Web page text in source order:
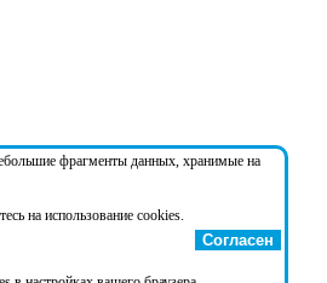
фрагменты данных, хранимые на
на использование cookies.
Согласен